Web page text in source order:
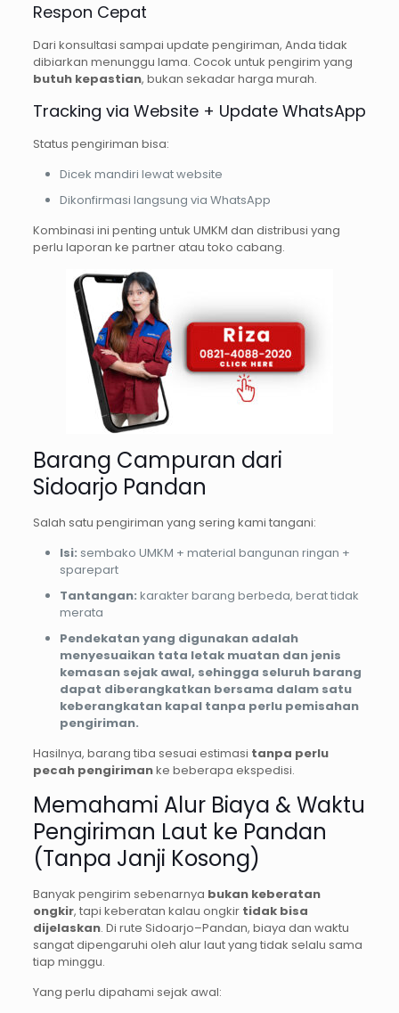
Respon Cepat
Dari konsultasi sampai update pengiriman, Anda tidak
dibiarkan menunggu lama. Cocok untuk pengirim yang
butuh kepastian, bukan sekadar harga murah.
Tracking via Website + Update WhatsApp
Status pengiriman bisa:
Dicek mandiri lewat website
Dikonfirmasi langsung via WhatsApp
Kombinasi ini penting untuk UMKM dan distribusi yang
perlu laporan ke partner atau toko cabang.
Barang Campuran dari
Sidoarjo Pandan
Salah satu pengiriman yang sering kami tangani:
Isi: sembako UMKM + material bangunan ringan +
sparepart
Tantangan: karakter barang berbeda, berat tidak
merata
Pendekatan yang digunakan adalah
menyesuaikan tata letak muatan dan jenis
kemasan sejak awal, sehingga seluruh barang
dapat diberangkatkan bersama dalam satu
keberangkatan kapal tanpa perlu pemisahan
pengiriman.
Hasilnya, barang tiba sesuai estimasi tanpa perlu
pecah pengirimanke beberapa ekspedisi.
Memahami Alur Biaya & Waktu
Pengiriman Laut ke Pandan
(Tanpa Janji Kosong)
Banyak pengirim sebenarnya bukan keberatan
ongkir, tapi keberatan kalau ongkir tidak bisa
dijelaskan. Di rute Sidoarjo–Pandan, biaya dan waktu
sangat dipengaruhi oleh alur laut yang tidak selalu sama
tiap minggu.
Yang perlu dipahami sejak awal: